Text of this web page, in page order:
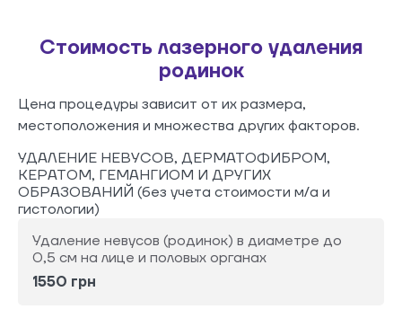
Стоимость лазерного удаления
родинок
Цена процедуры зависит от их размера,
местоположения и множества других факторов.
УДАЛЕНИЕ НЕВУСОВ, ДЕРМАТОФИБРОМ,
КЕРАТОМ, ГЕМАНГИОМ И ДРУГИХ
ОБРАЗОВАНИЙ (без учета стоимости м/а и
гистологии)
Удаление невусов (родинок) в диаметре до
0,5 см на лице и половых органах
1550 грн